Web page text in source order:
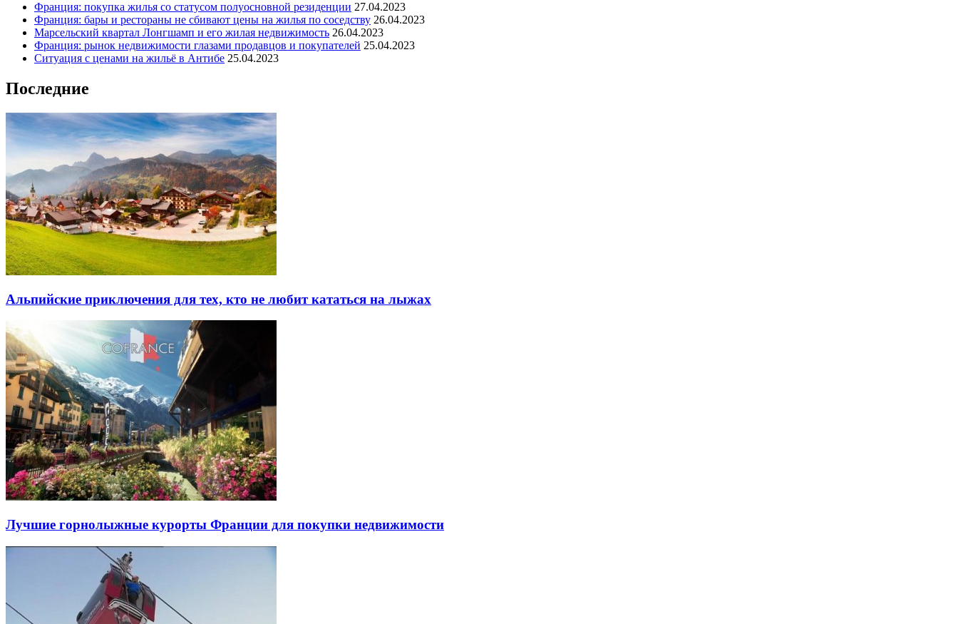
Франция: покупка жилья со статусом полуосновной резиденции 27.04.2023
Франция: бары и рестораны не сбивают цены на жилья по соседству 26.04.2023
Марсельский квартал Лонгшамп и его жилая недвижимость 26.04.2023
Франция: рынок недвижимости глазами продавцов и покупателей 25.04.2023
Ситуация с ценами на жильё в Антибе 25.04.2023
Последние
Альпийские приключения для тех, кто не любит кататься на лыжах
Лучшие горнолыжные курорты Франции для покупки недвижимости